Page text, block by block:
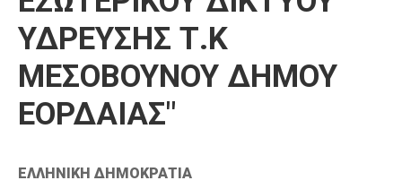
ΥΔΡΕΥΣΗΣ Τ.Κ
ΜΕΣΟΒΟΥΝΟΥ ΔΗΜΟΥ
ΕΟΡΔΑΙΑΣ"
ΕΛΛΗΝΙΚΗ ΔΗΜΟΚΡΑΤΙΑ